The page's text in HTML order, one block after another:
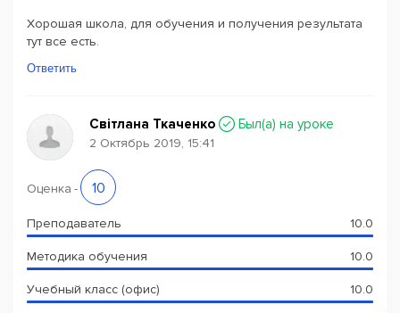
Хорошая школа, для обучения и получения результата
тут все есть.
Ответить
Світлана Ткаченко Был(a) на уроке
2 Октябрь 2019, 15:41
Оценка - 10
Преподаватель 10.0
Методика обучения 10.0
Учебный класс (офис) 10.0